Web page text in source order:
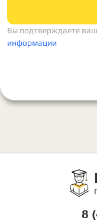
Вы подтверждаете
информации
8